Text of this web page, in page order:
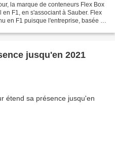
la marque de conteneurs Flex Box
F1, en s'associant à Sauber. Flex
en F1 puisque l'entreprise, basée à
jusqu'en 2021